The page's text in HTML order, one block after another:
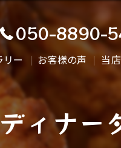
050-8890-
リー お客様の声 当
デ
ィナー